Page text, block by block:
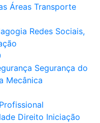
Áreas Transporte
Redes Sociais,
Segurança do
Mecânica
Direito Iniciação